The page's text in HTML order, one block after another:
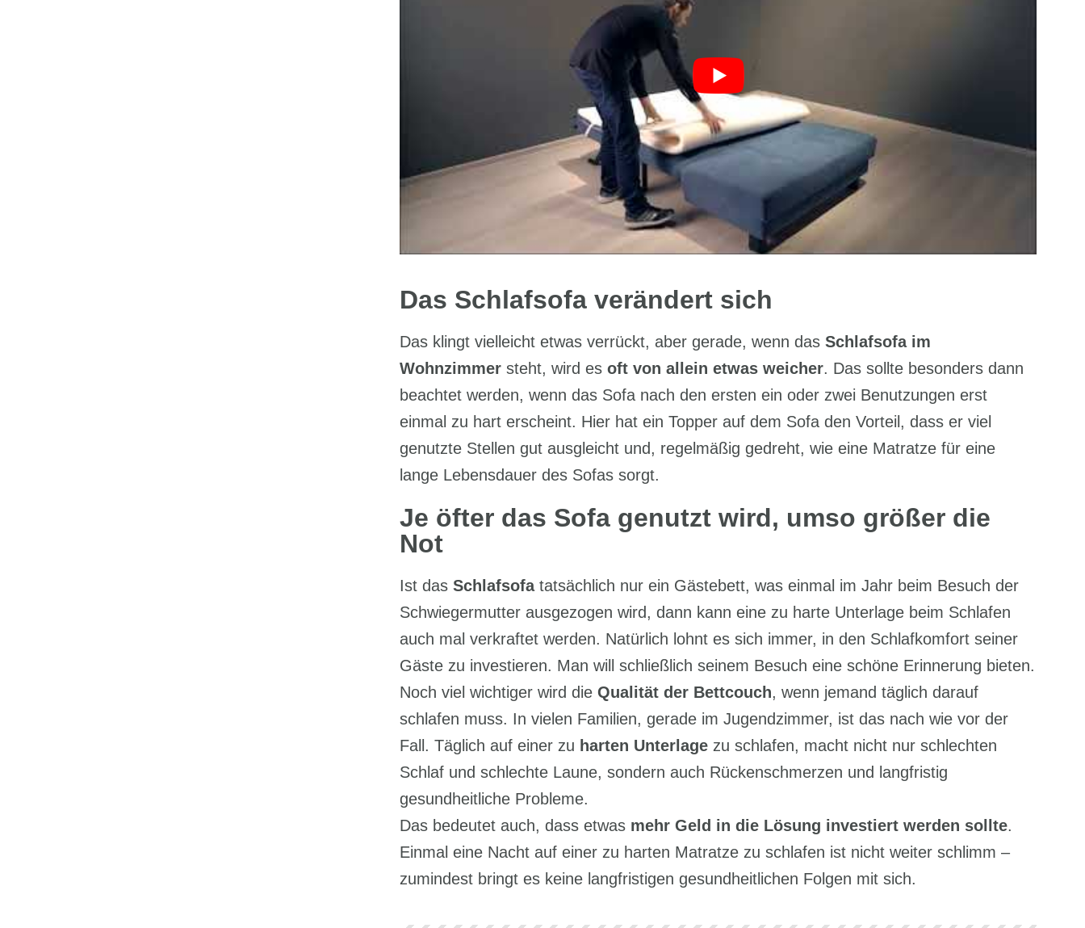
Das Schlafsofa verändert sich
Das klingt vielleicht etwas verrückt, aber gerade, wenn das Schlafsofa im
Wohnzimmer steht, wird es oft von allein etwas weicher. Das sollte besonders dann
beachtet werden, wenn das Sofa nach den ersten ein oder zwei Benutzungen erst
einmal zu hart erscheint. Hier hat ein Topper auf dem Sofa den Vorteil, dass er viel
genutzte Stellen gut ausgleicht und, regelmäßig gedreht, wie eine Matratze für eine
lange Lebensdauer des Sofas sorgt.
Je öfter das Sofa genutzt wird, umso größer die
Not
Ist das Schlafsofatatsächlich nur ein Gästebett, was einmal im Jahr beim Besuch der
Schwiegermutter ausgezogen wird, dann kann eine zu harte Unterlage beim Schlafen
auch mal verkraftet werden. Natürlich lohnt es sich immer, in den Schlafkomfort seiner
Gäste zu investieren. Man will schließlich seinem Besuch eine schöne Erinnerung bieten.
Noch viel wichtiger wird die Qualität der Bettcouch, wenn jemand täglich darauf
schlafen muss. In vielen Familien, gerade im Jugendzimmer, ist das nach wie vor der
Fall. Täglich auf einer zu harten Unterlage zu schlafen, macht nicht nur schlechten
Schlaf und schlechte Laune, sondern auch Rückenschmerzen und langfristig
gesundheitliche Probleme.
Das bedeutet auch, dass etwas mehr Geld in die Lösung investiert werden sollte.
Einmal eine Nacht auf einer zu harten Matratze zu schlafen ist nicht weiter schlimm –
zumindest bringt es keine langfristigen gesundheitlichen Folgen mit sich.